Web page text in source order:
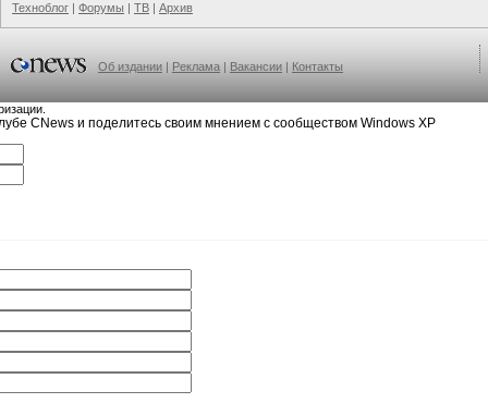
Техноблог | Форумы | ТВ | Архив
Об издании | Реклама | Вакансии | Контакты
CNews и поделитесь своим мнением с сообществом Windows XP